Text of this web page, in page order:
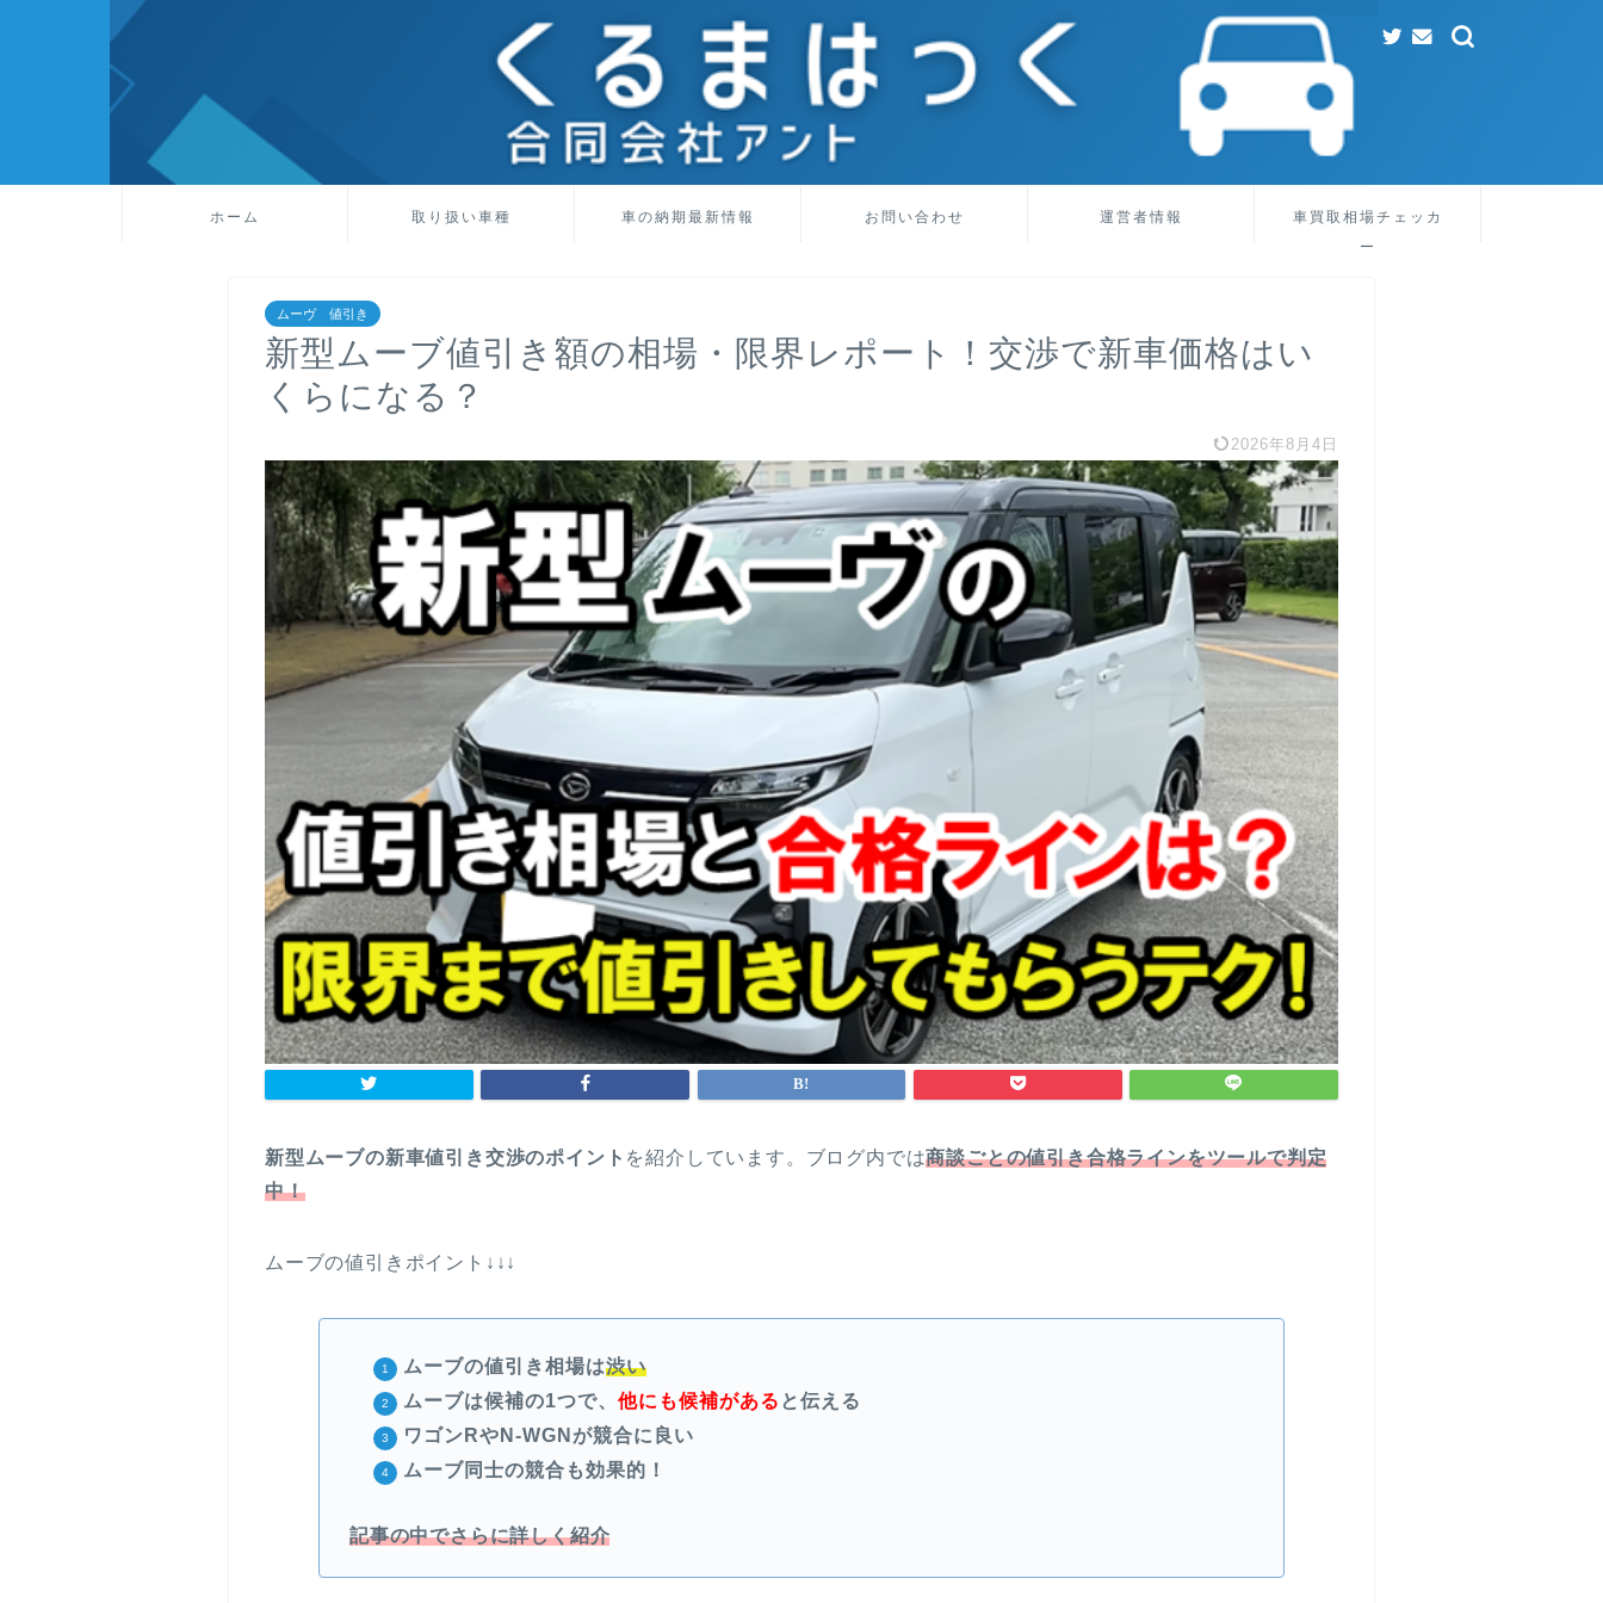
ホーム 取り扱い車種 車の納期最新情報 お問い合わせ 運営者情報
車買取相場チェッカ
ー
ムーヴ 値引き
新型ムーブ値引き額の相場・限界レポート！交渉で新車価格はい
くらになる？
2026年8月4日
新型ムーブの新車値引き交渉のポイント を紹介しています。ブログ内では商談ごとの値引き合格ラインをツールで判定
中！
ムーブの値引きポイント↓↓↓
ムーブの値引き相場は渋い
ムーブは候補の1つで、 他にも候補がある と伝える
ワゴンRやN-WGNが競合に良い
ムーブ同士の競合も効果的！
記事の中でさらに詳しく紹介